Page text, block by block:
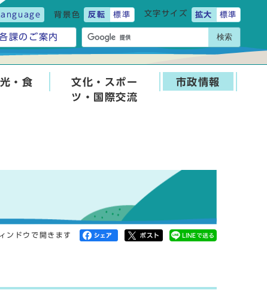
Language 背景色 反転 標準 文字サイズ 拡大 標準
課のご案内 検索
・食
文化・スポー
ツ・国際交流
市政情報
ンドウで開きます